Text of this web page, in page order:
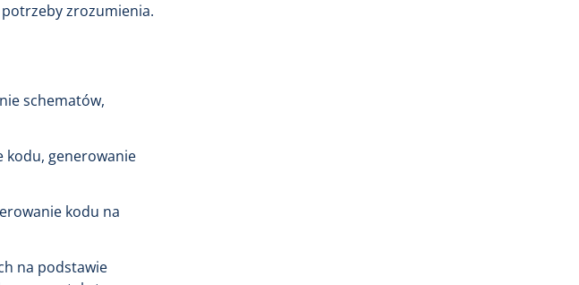
zrozumienia.
schematów,
kodu, generowanie
kodu na
na podstawie